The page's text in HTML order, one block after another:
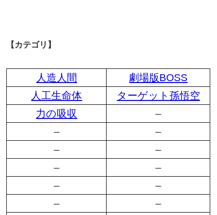
【カテゴリ】
人造人間
劇場版BOSS
人工生命体
ターゲット孫悟空
力の吸収
–
–
–
–
–
–
–
–
–
–
–